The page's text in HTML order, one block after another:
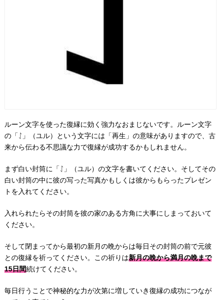
ルーン文字を使った復縁に効く強力なおまじないです。ルーン文字
の「ᛇ」（ユル）という文字には「再生」の意味がありますので、古
来から伝わる不思議な力で復縁が成功するかもしれません。
まず白い封筒に「ᛇ」（ユル）の文字を書いてください。そしてその
白い封筒の中に彼の写った写真かもしくは彼からもらったプレゼン
トを入れてください。
入れられたらその封筒を彼の家のある方角に大事にしまっておいて
ください。
そして閉まってから最初の新月の晩からは毎日その封筒の前で元彼
との復縁を祈ってください。この祈りは新月の晩から満月の晩まで
15日間続けてください。
毎日行うことで神秘的な力が次第に増していき復縁の成功につなが